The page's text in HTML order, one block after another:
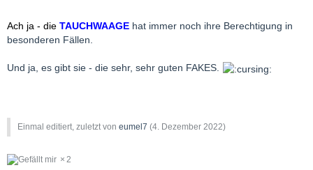
Ach ja - die TAUCHWAAGE hat immer noch ihre Berechtigung in
besonderen Fällen.
Und ja, es gibt sie - die sehr, sehr guten FAKES.
Einmal editiert, zuletzt von eumel7 (4. Dezember 2022)
2